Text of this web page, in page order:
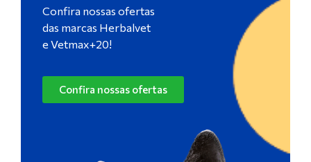
Confira nossas ofertas
das marcas Herbalvet
e Vetmax+20!
Confira nossas ofertas